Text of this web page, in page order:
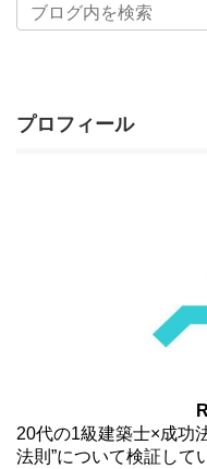
プロフィール
20代の1級建築士×成功
法則”について検証して